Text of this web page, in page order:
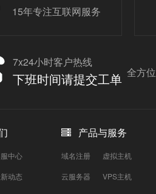
15年专注互联网服务
7x24小时客户热线
下班时间请提交工单 全方
中心
动态
产品与服务
域名注册
虚拟主机
云服务器
VPS主机